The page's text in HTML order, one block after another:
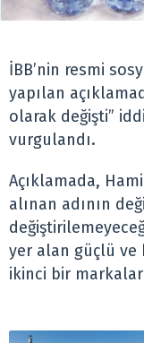
İBB’nin resmi
yapılan
olarak değişti”
vurgulandı.
Açıklamada,
alınan adının
yer alan güçlü ve
ikinci bir